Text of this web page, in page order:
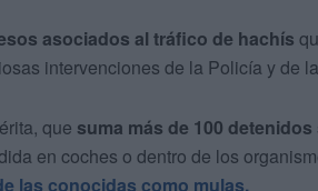
asociados al tráfico de hachís
intervenciones de la Policía y de
que suma más de 100
en coches o dentro de los
las conocidas como mulas.